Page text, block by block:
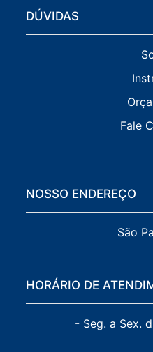
DÚVIDAS
Fale
NOSSO ENDEREÇO
São
HORÁRIO DE
- Seg. a Sex.